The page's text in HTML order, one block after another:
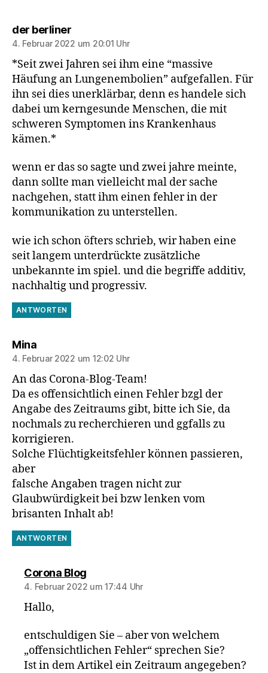
der berlinersagt:
4. Februar 2022 um 20:01 Uhr
*Seit zwei Jahren sei ihm eine “massive
Häufung an Lungenembolien” aufgefallen. Für
ihn sei dies unerklärbar, denn es handele sich
dabei um kerngesunde Menschen, die mit
schweren Symptomen ins Krankenhaus
kämen.*
wenn er das so sagte und zwei jahre meinte,
dann sollte man vielleicht mal der sache
nachgehen, statt ihm einen fehler in der
kommunikation zu unterstellen.
wie ich schon öfters schrieb, wir haben eine
seit langem unterdrückte zusätzliche
unbekannte im spiel. und die begriffe additiv,
nachhaltig und progressiv.
ANTWORTEN
Minasagt:
4. Februar 2022 um 12:02 Uhr
An das Corona-Blog-Team!
Da es offensichtlich einen Fehler bzgl der
Angabe des Zeitraums gibt, bitte ich Sie, da
nochmals zu recherchieren und ggfalls zu
korrigieren.
Solche Flüchtigkeitsfehler können passieren,
aber
falsche Angaben tragen nicht zur
Glaubwürdigkeit bei bzw lenken vom
brisanten Inhalt ab!
ANTWORTEN
Corona Blogsagt:
4. Februar 2022 um 17:44 Uhr
Hallo,
entschuldigen Sie – aber von welchem
„offensichtlichen Fehler“ sprechen Sie?
Ist in dem Artikel ein Zeitraum angegeben?